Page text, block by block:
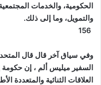
الحكومية، والخدمات
والتمويل، وما إلى ذلك.
وفي سياق آخر قال قال
السفير ميليس ألم ، إن حكومة
العلاقات الثنائية والمتعددة